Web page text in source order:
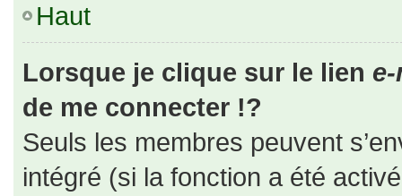
Haut
Lorsque je clique sur le lien
de me connecter !?
Seuls les membres peuvent
intégré (si la fonction a été